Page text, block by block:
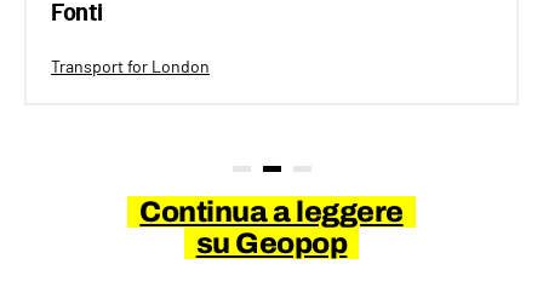
Fonti
Transport for London
Continua a leggere
su Geopop